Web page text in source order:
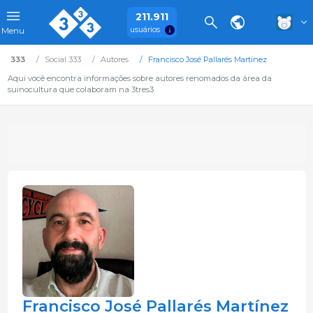
Menu
211.911
usuários
333 Social 333 Autores
Francisco José Pallarés Martínez
Aqui você encontra informações sobre autores renomados da área da
suinocultura que colaboram na 3tres3
Francisco José Pallarés Martínez